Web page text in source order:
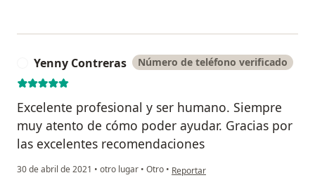
Yenny Contreras Número de teléfono verificado
Excelente profesional y ser humano. Siempre
muy atento de cómo poder ayudar. Gracias por
las excelentes recomendaciones
30 de abril de 2021 • otro lugar • Otro • en opinión del usuario Yenny
Reportar